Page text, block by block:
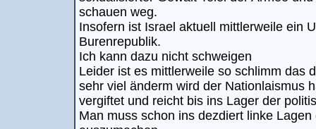
schauen weg.
Insofern ist Israel aktuell mittlerweile ein
Burenrepublik.
Ich kann dazu nicht schweigen
Leider ist es mittlerweile so schlimm das
sehr viel änderm wird der Nationlaismus
vergiftet und reicht bis ins Lager der
Man muss schon ins dezdiert linke